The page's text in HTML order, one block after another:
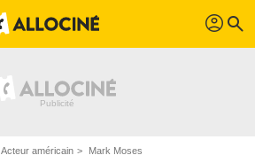
profil search
Acteur américain Mark Moses